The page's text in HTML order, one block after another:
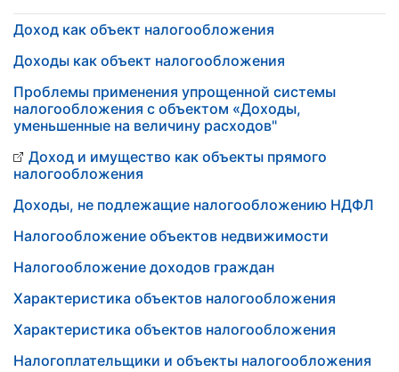
Доход как объект налогообложения
Доходы как объект налогообложения
Проблемы применения упрощенной системы
налогообложения с объектом «Доходы,
уменьшенные на величину расходов"
Доход и имущество как объекты прямого
налогообложения
Доходы, не подлежащие налогообложению НДФЛ
Налогообложение объектов недвижимости
Налогообложение доходов граждан
Характеристика объектов налогообложения
Характеристика объектов налогообложения
Налогоплательщики и объекты налогообложения